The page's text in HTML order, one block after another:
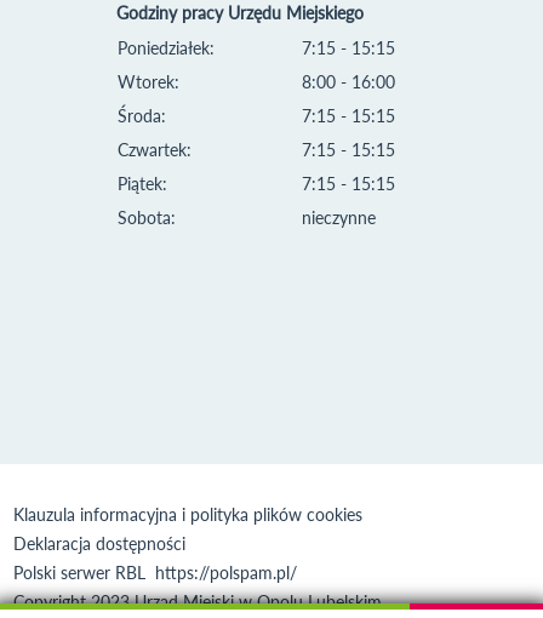
Godziny pracy Urzędu Miejskiego
Poniedziałek:
Wtorek:
Środa:
Czwartek:
Piątek:
Sobota:
7:15 - 15:15
8:00 - 16:00
7:15 - 15:15
7:15 - 15:15
7:15 - 15:15
nieczynne
Klauzula informacyjna i polityka plików cookies
Deklaracja dostępności
Polski serwer RBL https://polspam.pl/
Copyright 2023 Urząd Miejski w Opolu Lubelskim